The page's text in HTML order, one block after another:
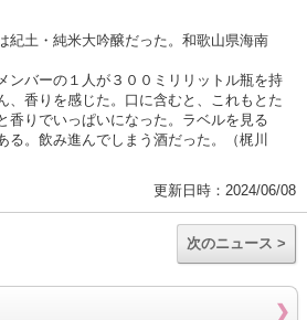
土・純米大吟醸だった。和歌山県海南
バーの１人が３００ミリリットル瓶を持
、香りを感じた。口に含むと、これもとた
香りでいっぱいになった。ラベルを見る
る。飲み進んでしまう酒だった。（梶川
更新日時：2024/06/08
次のニュース >